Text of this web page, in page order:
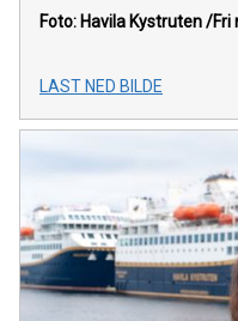
Foto: Havila Kystruten/Fri
LAST NED BILDE